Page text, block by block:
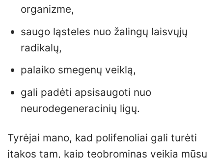
organizme,
saugo ląsteles nuo žalingų laisvųjų
radikalų,
palaiko smegenų veiklą,
gali padėti apsisaugoti nuo
neurodegeneracinių ligų.
Tyrėjai mano, kad polifenoliai gali turėti
įtakos tam, kaip teobrominas veikia mūsų